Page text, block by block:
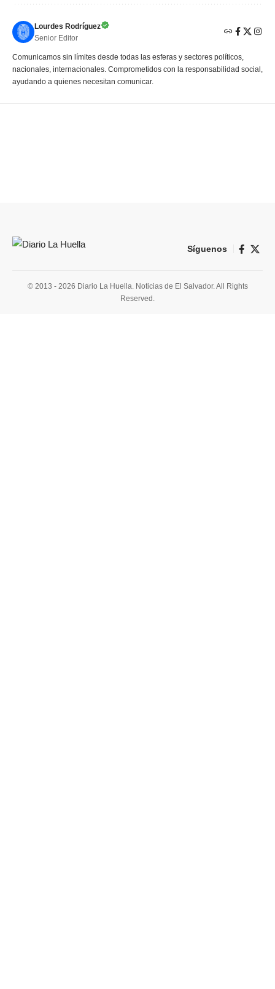
Lourdes Rodríguez
Senior Editor
Comunicamos sin límites desde todas las esferas y sectores políticos,
nacionales, internacionales. Comprometidos con la responsabilidad social,
ayudando a quienes necesitan comunicar.
Síguenos
© 2013 - 2026 Diario La Huella. Noticias de El Salvador. All Rights
Reserved.